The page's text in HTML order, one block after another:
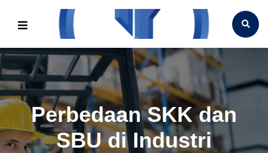
Perbedaan SKK dan
SBU di Industri